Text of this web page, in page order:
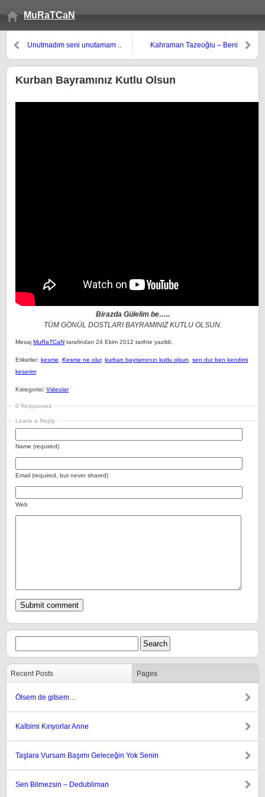
MuRaTCaN
Unutmadım seni unutamam ..
Kahraman Tazeoğlu – Beni
Kurban Bayramınız Kutlu Olsun
Birazda Gülelim be…..
TÜM GÖNÜL DOSTLARI BAYRAMINIZ KUTLU OLSUN.
Mesaj MuRaTCaN tarafindan 24 Ekim 2012 tarihte yazildi.
Etiketler: kesme Kesme ne olur, kurban bayramınızı kutlu olsun
sen dur ben kendimi
keserim
Kategorisi: Videolar
0 Responses
Leave a Reply
Name (required)
Email (required, but never shared)
Web
Recent Posts Pages
Ölsem de gitsem…
Kalbimi Kırıyorlar Anne
Taşlara Vursam Başımı Geleceğin Yok Senin
Sen Bilmezsin – Dedubliman